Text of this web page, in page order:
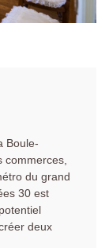
Boule-
commerces,
du grand
30 est
deux